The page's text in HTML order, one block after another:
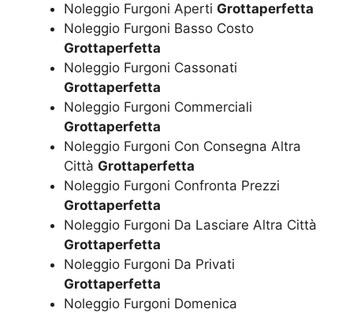
Noleggio Furgoni Aperti Grottaperfetta
Noleggio Furgoni Basso Costo
Grottaperfetta
Noleggio Furgoni Cassonati
Grottaperfetta
Noleggio Furgoni Commerciali
Grottaperfetta
Noleggio Furgoni Con Consegna Altra
Città Grottaperfetta
Noleggio Furgoni Confronta Prezzi
Grottaperfetta
Noleggio Furgoni Da Lasciare Altra Città
Grottaperfetta
Noleggio Furgoni Da Privati
Grottaperfetta
Noleggio Furgoni Domenica